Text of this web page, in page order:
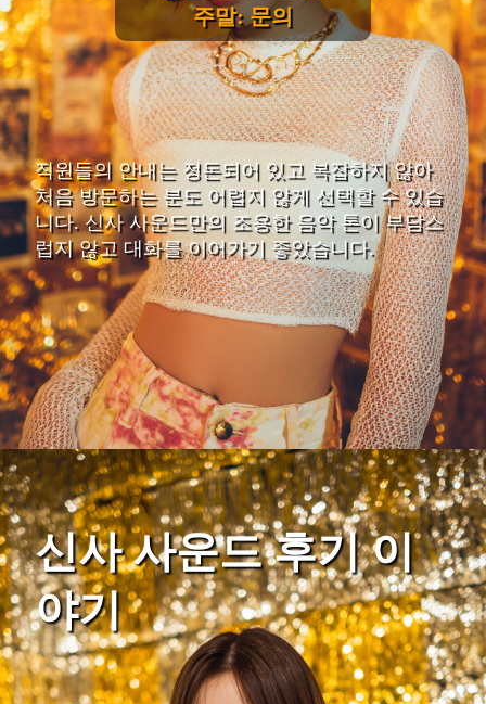
주말: 문의
직원들의 안내는 정돈되어 있고 복잡하지 않아
처음 방문하는 분도 어렵지 않게 선택할 수 있습
니다. 신사 사운드만의 조용한 음악 톤이 부담스
럽지 않고 대화를 이어가기 좋았습니다.
신사 사운드 후기 이
야기